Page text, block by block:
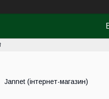
Jannet (інтернет-магазин)